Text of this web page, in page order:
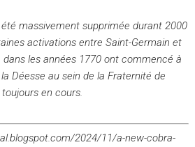
été massivement supprimée durant 2000
activations entre Saint-Germain et
les années 1770 ont commencé à
Déesse au sein de la Fraternité de
toujours en cours.
2024/11/a-new-cobra-